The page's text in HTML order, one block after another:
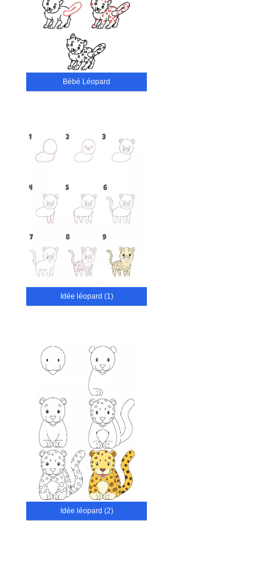
Bébé Léopard
Idée léopard (1)
Idée léopard (2)